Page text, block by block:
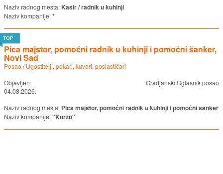
Naziv radnog mesta: Kasir / radnik u kuhinji
Naziv kompanije:*
Pica majstor, pomoćni radnik u kuhinji i pomoćni šanker,
Novi Sad
Posao /Ugostitelji, pekari, kuvari, poslastičari
Gradjanski Oglasnik posao
Objavljen:
04.08.2026.
Naziv radnog mesta: Pica majstor, pomoćni radnik u kuhinji i pomoćni šanker
Naziv kompanije:"Korzo"